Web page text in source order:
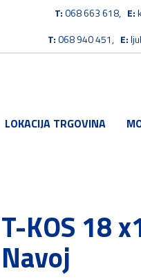
T:068 663 618, E:
T:068 940 451, E:
LOKACIJA TRGOVINA
T-KOS 18
Navoj